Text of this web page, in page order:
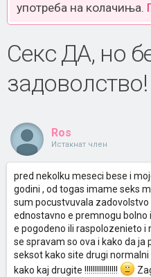
употреба на колачиња.
Секс ДА, но
задоволство!
Ros
Истакнат член
pred nekolku meseci bese i
godini , od togas imame seks
sum pocustvuvala
ednostavno e premnogu
e pogodeno ili raspolozenieto i
se spravam so ova i kako da
seksot kako site drugi
kako kaj drugite !!!!!!!!!!!!!!!!